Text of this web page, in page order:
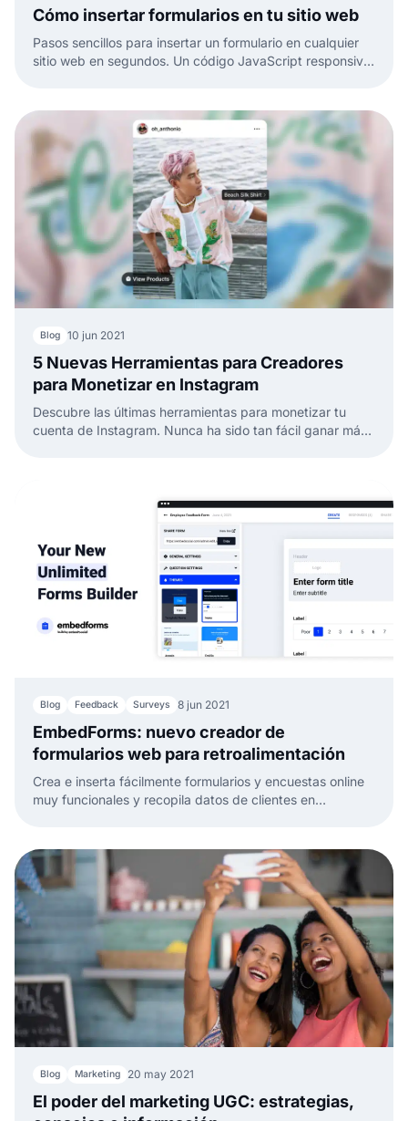
Cómo insertar formularios en tu sitio web
Pasos sencillos para insertar un formulario en cualquier
sitio web en segundos. Un código JavaScript responsivo
Blog 10 jun 2021
5 Nuevas Herramientas para Creadores
para Monetizar en Instagram
Descubre las últimas herramientas para monetizar tu
cuenta de Instagram. Nunca ha sido tan fácil ganar más
Blog Feedback Surveys 8 jun 2021
EmbedForms: nuevo creador de
formularios web para retroalimentación
Crea e inserta fácilmente formularios y encuestas online
muy funcionales y recopila datos de clientes en
Blog Marketing 20 may 2021
El poder del marketing UGC: estrategias,